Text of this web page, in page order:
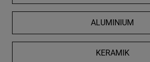
ALUMINIUM
KERAMIK